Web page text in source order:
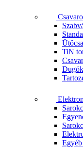
TiN